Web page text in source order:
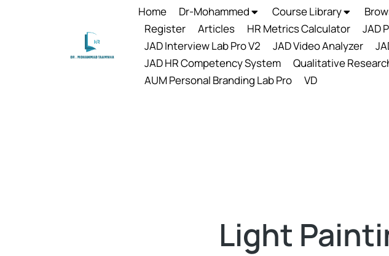
Home Dr-Mohammed Course Library
Register
Articles HR Metrics Calculator JAD
JAD Interview Lab Pro V2
JAD Video Analyzer
JAD HR Competency System
Qualitative
AUM Personal Branding Lab Pro
VD
Light